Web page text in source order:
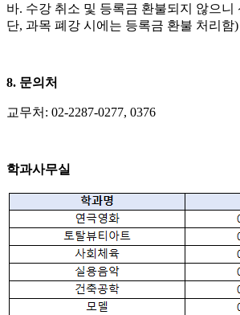
바. 수강 취소 및 등록금 환불되지 않으니
단, 과목 폐강 시에는 등록금 환불 처리함)
8. 문의처
교무처 : 02-2287-0277, 0376
학과사무실